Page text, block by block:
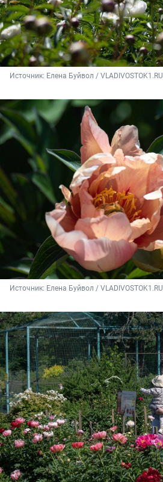
Источник: Елена Буйвол / VLADIVOSTOK1.RU
Источник: Елена Буйвол / VLADIVOSTOK1.RU